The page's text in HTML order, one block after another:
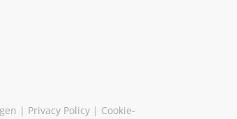
| Privacy Policy | Cookie-